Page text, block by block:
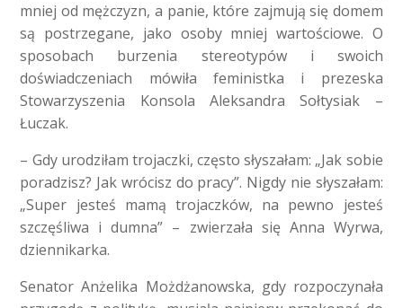
mniej od mężczyzn, a panie, które zajmują się domem
są postrzegane, jako osoby mniej wartościowe. O
sposobach burzenia stereotypów i swoich
doświadczeniach mówiła feministka i prezeska
Stowarzyszenia Konsola Aleksandra Sołtysiak –
Łuczak.
– Gdy urodziłam trojaczki, często słyszałam: „Jak sobie
poradzisz? Jak wrócisz do pracy”. Nigdy nie słyszałam:
„Super jesteś mamą trojaczków, na pewno jesteś
szczęśliwa i dumna” – zwierzała się Anna Wyrwa,
dziennikarka.
Senator Anżelika Możdżanowska, gdy rozpoczynała